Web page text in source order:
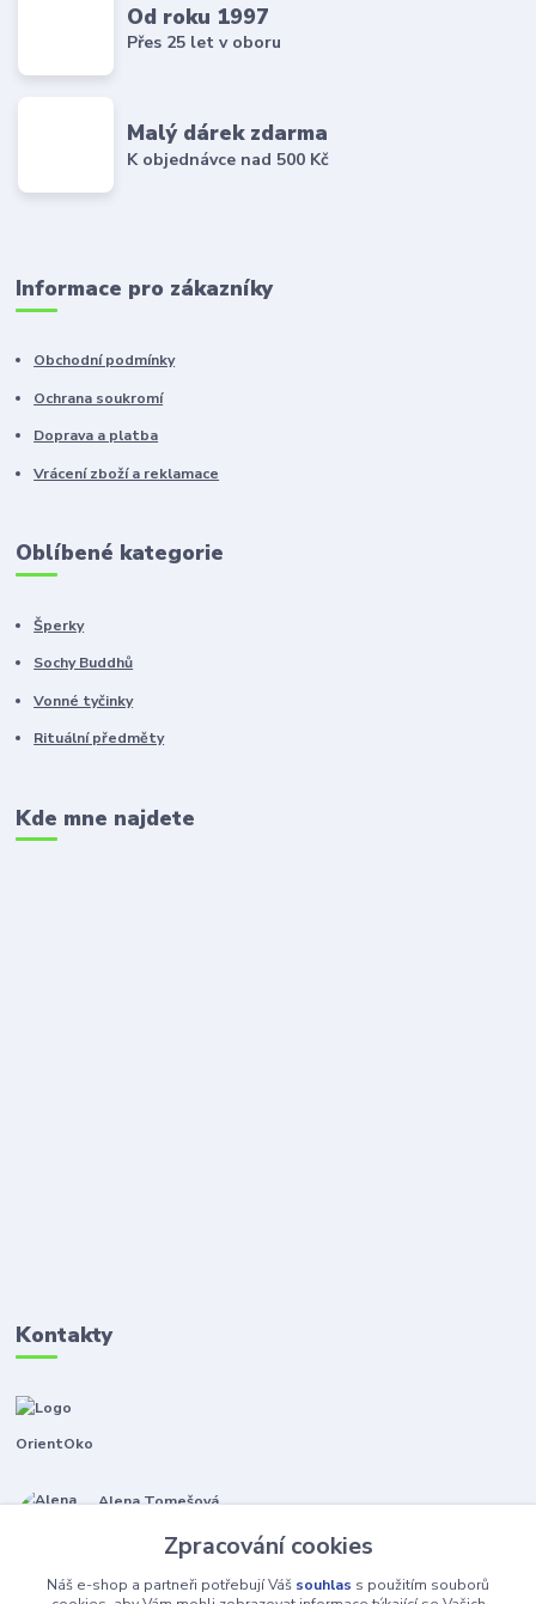
Od roku 1997
Přes 25 let v oboru
Malý dárek zdarma
K objednávce nad 500 Kč
Informace pro zákazníky
Obchodní podmínky
Ochrana soukromí
Doprava a platba
Vrácení zboží a reklamace
Oblíbené kategorie
Šperky
Sochy Buddhů
Vonné tyčinky
Rituální předměty
Kde mne najdete
Kontakty
OrientOko
Alena Tomešová
(Po-Pá, 9-15 hod.)
info@orientoko.cz
Zpracování cookies
Náš e-shop a partneři potřebují Váš souhlas s použitím souborů